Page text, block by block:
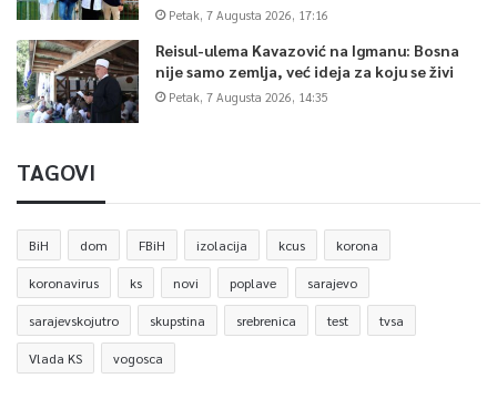
Petak, 7 Augusta 2026, 17:16
Reisul-ulema Kavazović na Igmanu: Bosna
nije samo zemlja, već ideja za koju se živi
Petak, 7 Augusta 2026, 14:35
TAGOVI
BiH dom FBiH izolacija kcus korona
koronavirus ks novi poplave sarajevo
sarajevskojutro skupstina srebrenica test tvsa
Vlada KS vogosca